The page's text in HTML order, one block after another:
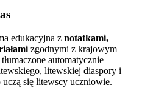
edukacyjna z notatkami,
zgodnymi z krajowym
automatycznie —
litewskiej diaspory i
uczą się litewscy uczniowie.